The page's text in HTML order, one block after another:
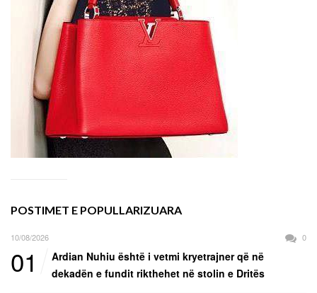
POSTIMET E POPULLARIZUARA
10/08/2026 0
01
Ardian Nuhiu është i vetmi kryetrajner që në
dekadën e fundit rikthehet në stolin e Dritës